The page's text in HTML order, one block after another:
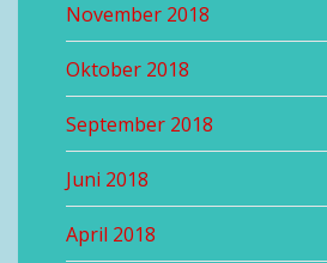
November 2018
Oktober 2018
September 2018
Juni 2018
April 2018